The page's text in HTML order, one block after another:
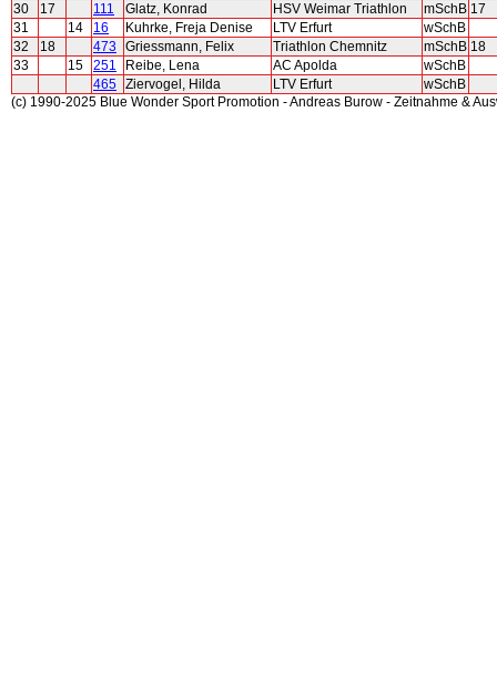
30
17 111 Glatz, Konrad HSV Weimar Triathlon mSchB 17
31
14 16 Kuhrke, Freja Denise LTV Erfurt
wSchB
32
18 473 Griessmann, Felix Triathlon Chemnitz mSchB 18
33
15 251 Reibe, Lena AC Apolda
wSchB
465 Ziervogel, Hilda LTV Erfurt
wSchB
(c) 1990-2025 Blue Wonder Sport Promotion - Andreas Burow - Zeitnahme &